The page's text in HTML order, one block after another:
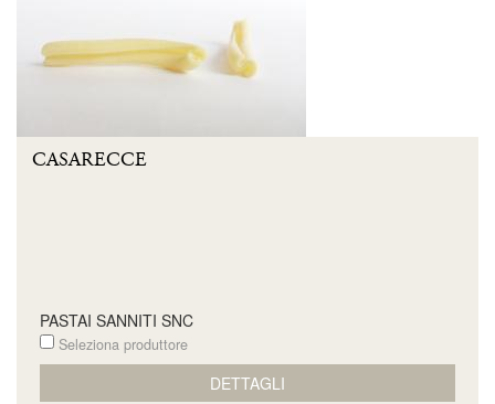
CASARECCE
PASTAI SANNITI SNC
Seleziona produttore
DETTAGLI